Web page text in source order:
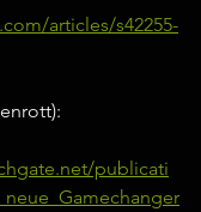
articles/s42255-
publicati